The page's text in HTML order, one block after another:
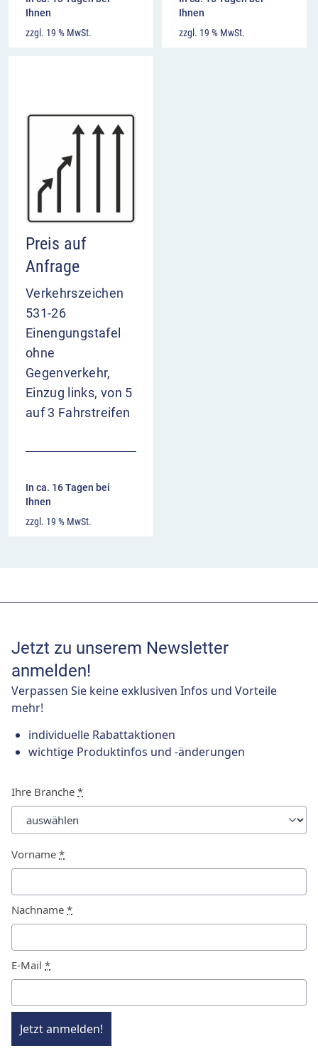
Ihnen
zzgl. 19 % MwSt.
Ihnen
zzgl. 19 % MwSt.
Preis auf
Anfrage
Verkehrszeichen
531-26
Einengungstafel
ohne
Gegenverkehr,
Einzug links, von 5
auf 3 Fahrstreifen
In ca. 16 Tagen bei
Ihnen
zzgl. 19 % MwSt.
Jetzt zu unserem Newsletter
anmelden!
Verpassen Sie keine exklusiven Infos und Vorteile
mehr!
individuelle Rabattaktionen
wichtige Produktinfos und -änderungen
Ihre Branche *
Vorname *
Nachname *
E-Mail *
Jetzt anmelden!